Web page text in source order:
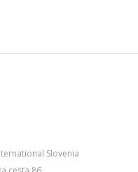
Slovenia